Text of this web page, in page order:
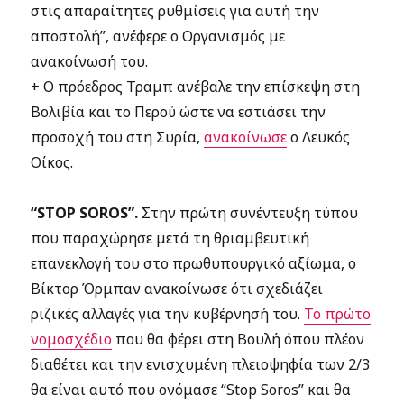
στις απαραίτητες ρυθμίσεις για αυτή την
αποστολή”, ανέφερε ο Οργανισμός με
ανακοίνωσή του.
+ Ο πρόεδρος Τραμπ ανέβαλε την επίσκεψη στη
Βολιβία και το Περού ώστε να εστιάσει την
προσοχή του στη Συρία,ανακοίνωσεο Λευκός
Οίκος.
“STOP SOROS”. Στην πρώτη συνέντευξη τύπου
που παραχώρησε μετά τη θριαμβευτική
επανεκλογή του στο πρωθυπουργικό αξίωμα, ο
Βίκτορ Όρμπαν ανακοίνωσε ότι σχεδιάζει
ριζικές αλλαγές για την κυβέρνησή του. Το πρώτο
νομοσχέδιο που θα φέρει στη Βουλή όπου πλέον
διαθέτει και την ενισχυμένη πλειοψηφία των 2/3
θα είναι αυτό που ονόμασε “Stop Soros” και θα